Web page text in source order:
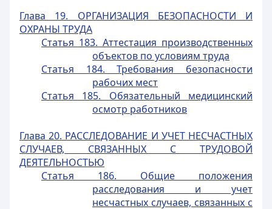
Глава 19. ОРГАНИЗАЦИЯ БЕЗОПАСНОСТИ И
ОХРАНЫ ТРУДА
Статья 183. Аттестация производственных
объектов по условиям труда
Статья 184. Требования безопасности
рабочих мест
Статья 185. Обязательный медицинский
осмотр работников
Глава 20. РАССЛЕДОВАНИЕ И УЧЕТ НЕСЧАСТНЫХ
СЛУЧАЕВ, СВЯЗАННЫХ С ТРУДОВОЙ
ДЕЯТЕЛЬНОСТЬЮ
Статья 186. Общие положения
расследования и учет
несчастных случаев, связанных с